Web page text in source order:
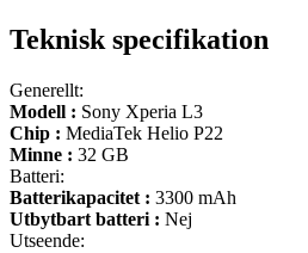
Teknisk specifikation
Generellt:
Modell : Sony Xperia L3
Chip : MediaTek Helio P22
Minne : 32 GB
Batteri:
Batterikapacitet : 3300 mAh
Utbytbart batteri : Nej
Utseende: